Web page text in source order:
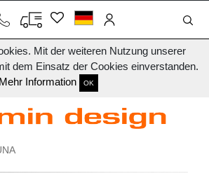
Mit der weiteren Nutzung unserer
dem Einsatz der Cookies einverstanden.
Mehr Information
OK